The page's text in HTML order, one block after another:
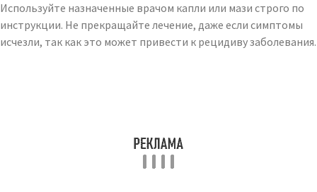
Используйте назначенные врачом капли или мази строго по
инструкции. Не прекращайте лечение, даже если симптомы
исчезли, так как это может привести к рецидиву заболевания.